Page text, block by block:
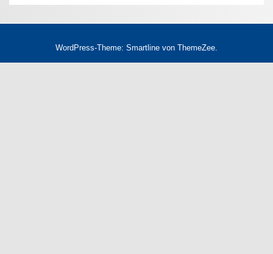
WordPress-Theme: Smartline von ThemeZee.